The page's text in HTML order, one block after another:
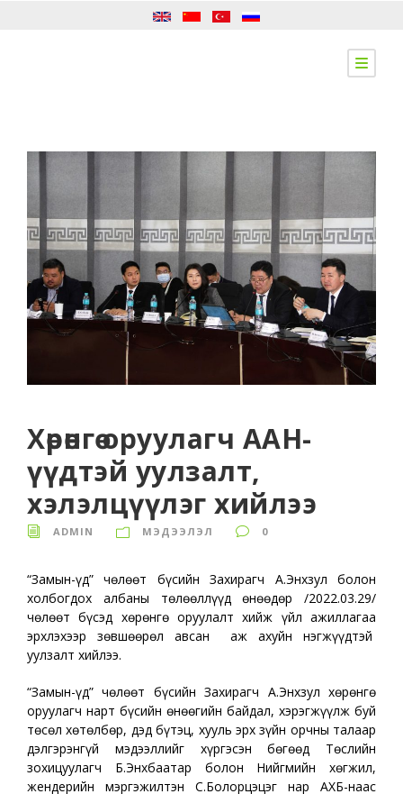
Хөрөнгө оруулагч ААН-
үүдтэй уулзалт,
хэлэлцүүлэг хийлээ
ADMIN МЭДЭЭЛЭЛ 0
“Замын-Үүд” чөлөөт бүсийн Захирагч А.Энхзул болон
холбогдох албаны төлөөллүүд өнөөдөр /2022.03.29/
чөлөөт бүсэд хөрөнгө оруулалт хийж үйл ажиллагаа
эрхлэхээр зөвшөөрөл авсан аж ахуйн нэгжүүдтэй
уулзалт хийлээ.
“Замын-Үүд” чөлөөт бүсийн Захирагч А.Энхзул хөрөнгө
оруулагч нарт бүсийн өнөөгийн байдал, хэрэгжүүлж буй
төсөл хөтөлбөр, дэд бүтэц, хууль эрх зүйн орчны талаар
дэлгэрэнгүй мэдээллийг хүргэсэн бөгөөд Төслийн
зохицуулагч Б.Энхбаатар болон Нийгмийн хөгжил,
жендерийн мэргэжилтэн С.Болорцэцэг нар АХБ-наас